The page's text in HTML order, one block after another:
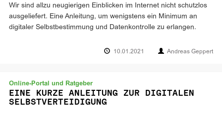
Wir sind allzu neugierigen Einblicken im Internet nicht schutzlos
ausgeliefert. Eine Anleitung, um wenigstens ein Minimum an
digitaler Selbstbestimmung und Datenkontrolle zu erlangen.
10.01.2021 Andreas Geppert
Online-Portal und Ratgeber
EINE KURZE ANLEITUNG ZUR DIGITALEN
SELBSTVERTEIDIGUNG